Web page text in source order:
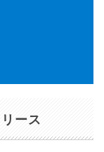
ース